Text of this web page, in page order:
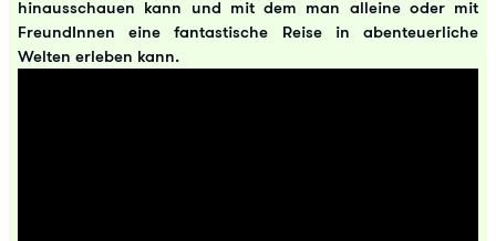
hinausschauen kann und mit dem man alleine oder mit
FreundInnen eine fantastische Reise in abenteuerliche
Welten erleben kann.